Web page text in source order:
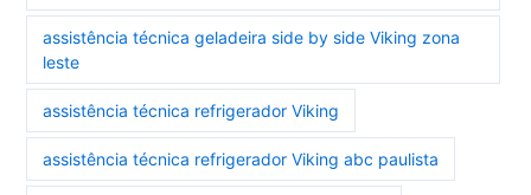
assistência técnica geladeira side by side Viking zona
leste
assistência técnica refrigerador Viking
assistência técnica refrigerador Viking abc paulista